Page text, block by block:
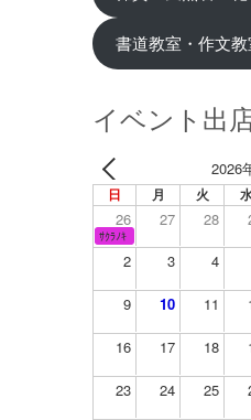
書道教室・作文
イベント出
2026
日 月 火
26 27 28
ｻｸﾗﾉｷ
2 3 4
9 10 11
16 17 18
23 24 25